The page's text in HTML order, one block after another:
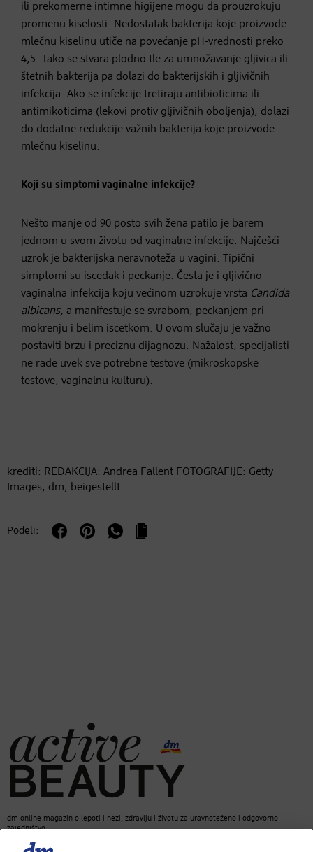
ili prekomerne intimne higijene mogu da prouzrokuju
promenu kiselosti. Nedostatak bakterija koje proizvode
mlečnu kiselinu utiče na povećanje pH-vrednosti preko
4,5. Tako se stvara plodno tle za umnožavanje gljivica ili
štetnih bakterija pa dolazi do bakterijskih i gljivičnih
infekcija. Ako se infekcije tretiraju antibioticima ili
antimikoticima (lekovi protiv gljivičnih oboljenja), dolazi
do dodatne redukcije važnih bakterija koje proizvode
mlečnu kiselinu.
Koji su simptomi vaginalne infekcije?
Nešto manje od 90 posto svih žena patilo je barem
jednom u svom životu od vaginalne infekcije. Najčešći
uzrok je bakterijska neravnoteža u vagini. Tipični
simptomi su iscedak i peckanje. Česta je i gljivično-
vaginalna infekcija koju većinom uzrokuje vrsta Candida
albicans, a manifestuje se svrabom, peckanjem pri
mokrenju i belim iscetkom. U ovom slučaju je važno
postaviti brzu i preciznu dijagnozu. Nažalost, specijalisti
ne rade uvek sve potrebne testove (mikroskopske
testove, vaginalnu kulturu).
krediti: REDAKCIJA: Andrea Fallent FOTOGRAFIJE: Getty
Images, dm, beigestellt
Podeli:
dm online magazin o lepoti i nezi, zdravlju i životu-za uravnoteženo i odgovorno
zajedništvo.